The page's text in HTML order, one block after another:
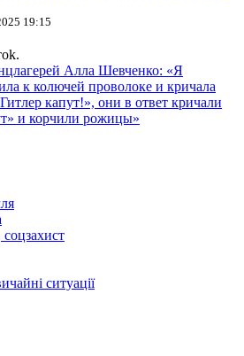
19:15
Алла Шевченко: «Я
к колючей проволоке и кричала
капут!», они в ответ кричали
и корчили рожицы»
ситуації